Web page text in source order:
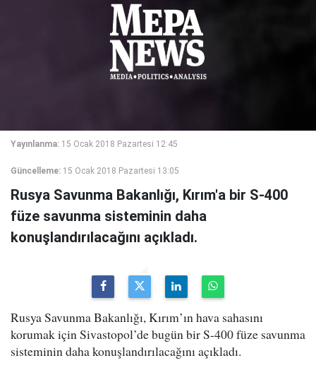
Yayınlanma: 15 Ocak 2018 Pazartesi 12:45
Güncelleme: 15 Ocak 2018 Pazartesi 13:05
Rusya Savunma Bakanlığı, Kırım'a bir S-400
füze savunma sisteminin daha
konuşlandırılacağını açıkladı.
Rusya Savunma Bakanlığı, Kırım’ın hava sahasını
korumak için Sivastopol’de bugün bir S-400 füze savunma
sisteminin daha konuşlandırılacağını açıkladı.